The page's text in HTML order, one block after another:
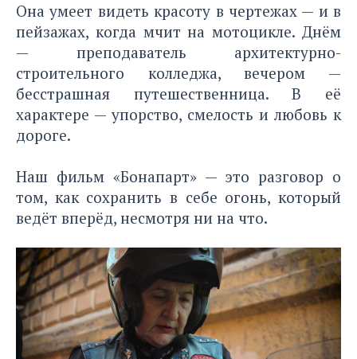
Она умеет видеть красоту в чертежах — и в
пейзажах, когда мчит на мотоцикле. Днём
— преподаватель архитектурно-
строительного колледжа, вечером —
бесстрашная путешественница. В её
характере — упорство, смелость и любовь к
дороге.
Наш фильм «Бонапарт» — это разговор о
том, как сохранить в себе огонь, который
ведёт вперёд, несмотря ни на что.